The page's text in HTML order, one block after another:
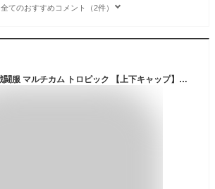
全てのおすすめコメント（2件）
Broptical 迷彩服 戦闘服 マルチカム トロピック 【上下キャップ】セット 小さいサイズ レディース ミリタリー 迷彩パターン サバイバルゲーム サバゲー 迷彩 服 メンズ 女子 初心者 服装